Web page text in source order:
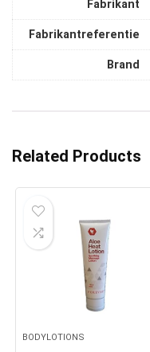
Fabrikant
Fabrikantreferentie
Brand
Related Products
BODYLOTIONS